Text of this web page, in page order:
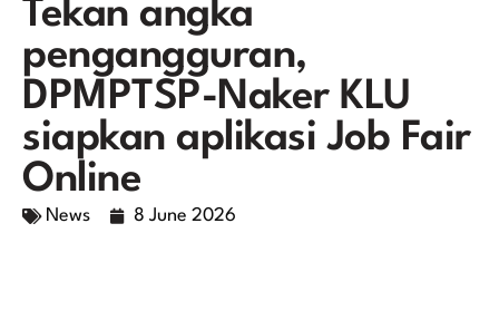
Tekan angka
pengangguran,
DPMPTSP-Naker KLU
siapkan aplikasi Job Fair
Online
News 8 June 2026